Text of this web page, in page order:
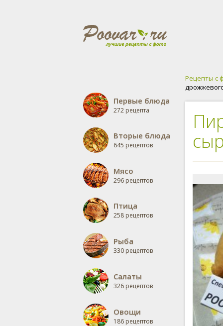
Первые блюда
272 рецепта
Вторые блюда
645 рецептов
Мясо
296 рецептов
Птица
258 рецептов
Рыба
330 рецептов
Салаты
326 рецептов
Овощи
186 рецептов
Рецепты с